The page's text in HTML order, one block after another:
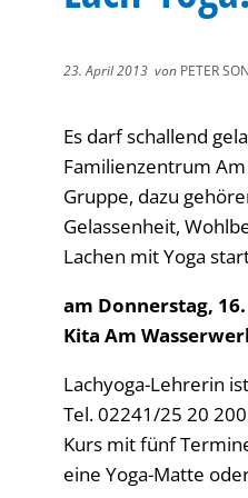
23. April 2013 von PETER
Es darf schallend
Familienzentrum
Gruppe, dazu
Gelassenheit,
Lachen mit Yoga
am Donnerstag,
Kita Am
Lachyoga-Lehrerin
Tel. 02241/25 20
Kurs mit fünf
eine Yoga-Matte